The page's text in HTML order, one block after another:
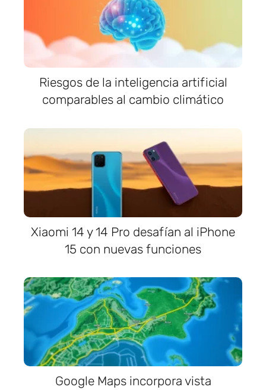
Riesgos de la inteligencia artificial
comparables al cambio climático
Xiaomi 14 y 14 Pro desafían al iPhone
15 con nuevas funciones
Google Maps incorpora vista